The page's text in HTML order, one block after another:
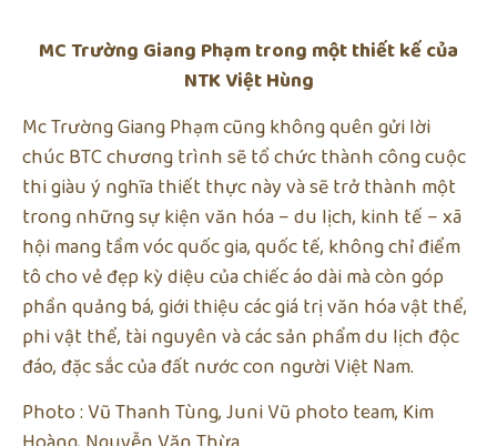
MC Trường Giang Phạm trong một thiết kế của
NTK Việt Hùng
Mc Trường Giang Phạm cũng không quên gửi lời
chúc BTC chương trình sẽ tổ chức thành công cuộc
thi giàu ý nghĩa thiết thực này và sẽ trở thành một
trong những sự kiện văn hóa – du lịch, kinh tế – xã
hội mang tầm vóc quốc gia, quốc tế, không chỉ điểm
tô cho vẻ đẹp kỳ diệu của chiếc áo dài mà còn góp
phần quảng bá, giới thiệu các giá trị văn hóa vật thể,
phi vật thể, tài nguyên và các sản phẩm du lịch độc
đáo, đặc sắc của đất nước con người Việt Nam.
Photo : Vũ Thanh Tùng, Juni Vũ photo team, Kim